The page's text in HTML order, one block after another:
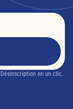
en un clic.